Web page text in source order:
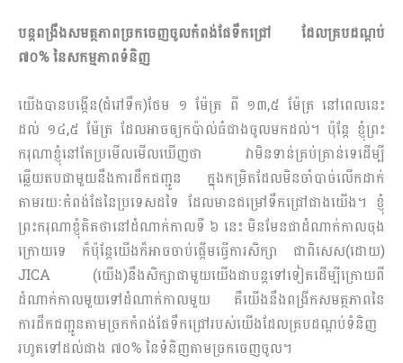
បន្តពង្រឹងសមត្ថភាពច្រកចេញចូលកំពង់ផែទឹកជ្រៅ ដែលគ្របដណ្តប់
៧០% នៃសកម្មភាពទំនិញ
យើងបានបង្កើន(ជំរៅទឹក)ថែម ១ ម៉ែត្រ ពី ១៣,៥ ម៉ែត្រ នៅពេលនេះ
ដល់ ១៤,៥ ម៉ែត្រ ដែលអាចឲ្យកប៉ាល់ធំជាងចូលមកដល់។ ប៉ុន្ដែ ខ្ញុំព្រះ
ករុណាខ្ញុំនៅតែប្រមើលមើលឃើញថា វាមិនទាន់គ្រប់គ្រាន់ទេដើម្បី
ឆ្លើយតបជា​មួយនឹងការដឹកជញ្ជូន ក្នុងកម្រិតដែលមិនចាំបាច់លើកដាក់
តាមរយៈកំពង់ផែនៃប្រទេសដទៃ ដែលមានជម្រៅទឹកជ្រៅជាងយើង។ ខ្ញុំ
ព្រះករុណាខ្ញុំគិតថានៅដំណាក់កាលទី ៦ នេះ មិនមែនជាដំណាក់កាលចុង
ក្រោយទេ ក៏ប៉ុន្ដែយើងក៏អាចចាប់ផ្ដើមធ្វើការសិក្សា ជាពិសេស(ដោយ)
JICA (យើង)នឹងសិក្សាជាមួយយើងជាបន្ដទៅទៀតដើម្បីក្រោយពី
ដំណាក់កាលមួយទៅដំណាក់កាលមួយ គឺយើងនឹងពង្រីកសមត្ថភាពនៃ
ការដឹកជញ្ជូនតាមច្រកកំពង់ផែទឹកជ្រៅរបស់យើងដែលគ្របដណ្ដប់ទំនិញ
រហូតទៅដល់ជាង ៧០% នៃទំនិញតាមច្រកចេញចូល។